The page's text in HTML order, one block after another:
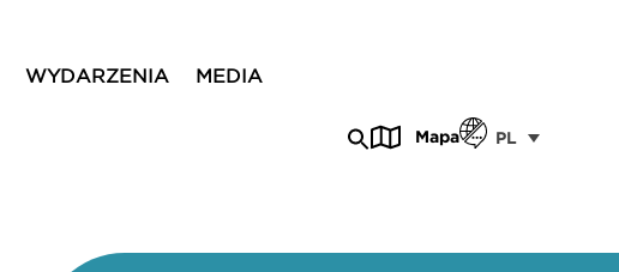
WYDARZENIA MEDIA
Mapa PL